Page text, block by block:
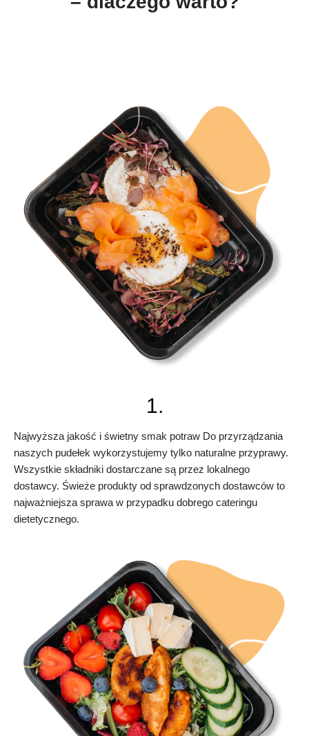
1.
Najwyższa jakość i świetny smak potraw Do przyrządzania
naszych pudełek wykorzystujemy tylko naturalne przyprawy.
Wszystkie składniki dostarczane są przez lokalnego
dostawcy. Świeże produkty od sprawdzonych dostawców to
najważniejsza sprawa w przypadku dobrego cateringu
dietetycznego.